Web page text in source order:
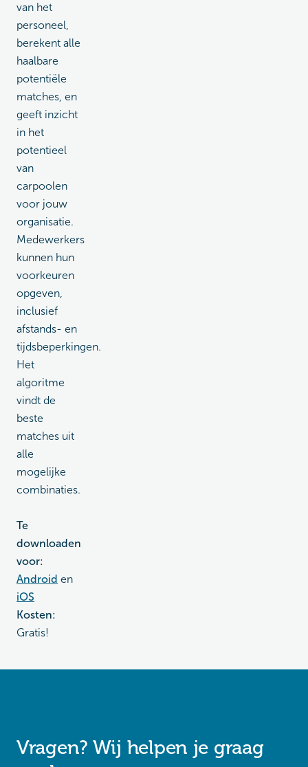
van het
personeel,
berekent alle
haalbare
potentiële
matches, en
geeft inzicht
in het
potentieel
van
carpoolen
voor jouw
organisatie.
Medewerkers
kunnen hun
voorkeuren
opgeven,
inclusief
afstands- en
tijdsbeperkingen.
Het
algoritme
vindt de
beste
matches uit
alle
mogelijke
combinaties.
Te
downloaden
voor:
Android en
iOS
Kosten:
Gratis!
Vragen? Wij helpen je graag